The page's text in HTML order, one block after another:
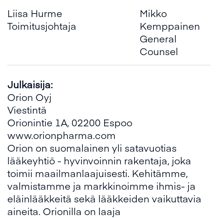
Liisa Hurme
Toimitusjohtaja
Mikko
Kemppainen
General
Counsel
Julkaisija:
Orion Oyj
Viestintä
Orionintie 1A, 02200 Espoo
www.orionpharma.com
Orion on suomalainen yli satavuotias
lääkeyhtiö - hyvinvoinnin rakentaja, joka
toimii maailmanlaajuisesti. Kehitämme,
valmistamme ja markkinoimme ihmis- ja
eläinlääkkeitä sekä lääkkeiden vaikuttavia
aineita. Orionilla on laaja